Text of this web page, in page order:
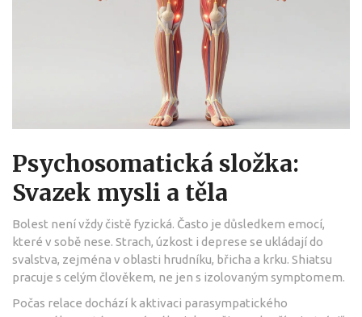
Psychosomatická složka:
Svazek mysli a těla
Bolest není vždy čistě fyzická. Často je důsledkem emocí,
které v sobě nese. Strach, úzkost i deprese se ukládají do
svalstva, zejména v oblasti hrudníku, břicha a krku. Shiatsu
pracuje s celým člověkem, ne jen s izolovaným symptomem.
Počas relace dochází k aktivaci parasympatického